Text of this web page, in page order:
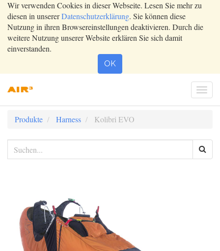
Wir verwenden Cookies in dieser Webseite. Lesen Sie mehr zu
diesen in unsererDatenschutzerklärung. Sie können diese
Nutzung in ihren Browsereinstellungen deaktivieren. Durch die
weitere Nutzung unserer Website erklären Sie sich damit
einverstanden.
OK
Produkte Harness Kolibri EVO